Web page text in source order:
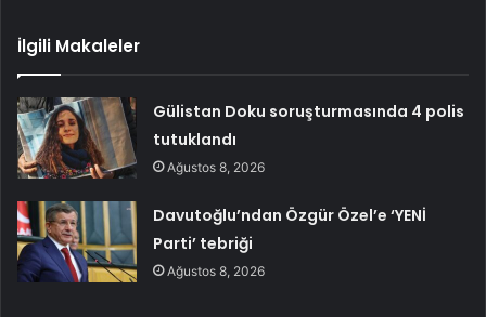
İlgili Makaleler
Gülistan Doku soruşturmasında 4 polis
tutuklandı
Ağustos 8, 2026
Davutoğlu’ndan Özgür Özel’e ‘YENİ
Parti’ tebriği
Ağustos 8, 2026